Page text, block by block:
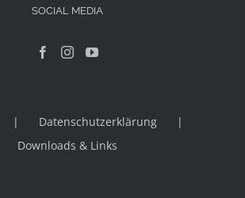
SOCIAL MEDIA
Datenschutzerklärung
Downloads & Links